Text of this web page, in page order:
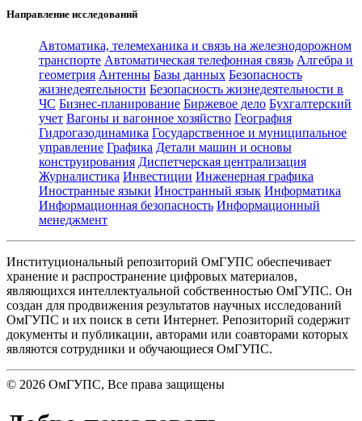
Направление исследований
Автоматика, телемеханика и связь на железнодорожном
транспорте Автоматическая телефонная связь Алгебра и
геометрия Антенны Базы данных Безопасность
жизнедеятельности Безопасность жизнедеятельности в
ЧС Бизнес-планирование Биржевое дело Бухгалтерский
учет Вагоны и вагонное хозяйство География
Гидрогазодинамика Государственное и муниципальное
управление Графика Детали машин и основы
конструирования Диспетчерская централизация
Журналистика Инвестиции Инженерная графика
Иностранные языки Иностранный язык Информатика
Информационная безопасность Информационный
менеджмент
Институциональный репозиторий ОмГУПС обеспечивает
хранение и распространение цифровых материалов,
являющихся интеллектуальной собственностью ОмГУПС. Он
создан для продвижения результатов научных исследований
ОмГУПС и их поиск в сети Интернет. Репозиторий содержит
документы и публикации, авторами или соавторами которых
являются сотрудники и обучающиеся ОмГУПС.
© 2026 ОмГУПС, Все права защищены